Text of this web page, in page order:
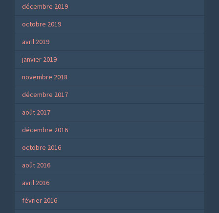
décembre 2019
octobre 2019
avril 2019
janvier 2019
novembre 2018
décembre 2017
août 2017
décembre 2016
octobre 2016
août 2016
avril 2016
février 2016